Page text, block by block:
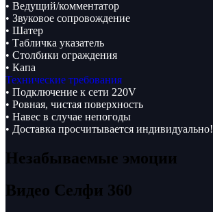
• Ведущий/комментатор
• Звуковое сопровождение
• Шатер
• Табличка указатель
• Столбики ограждения
• Капа
Технические требования
• Подключение к сети 220V
• Ровная, чистая поверхность
• Навес в случае непогоды
• Доставка просчитывается индивидуально!
Незабываемые эмоции
Видео Селфи 360